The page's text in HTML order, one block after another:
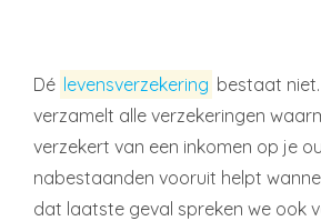
Dé levensverzekering bestaat
verzamelt alle verzekeringen
verzekert van een inkomen op je
nabestaanden vooruit helpt
dat laatste geval spreken we ook